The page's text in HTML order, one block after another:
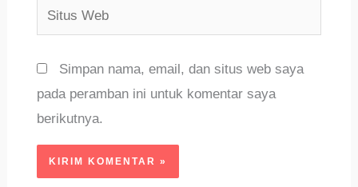
Situs
Web
Simpan nama, email, dan situs web saya
pada peramban ini untuk komentar saya
berikutnya.